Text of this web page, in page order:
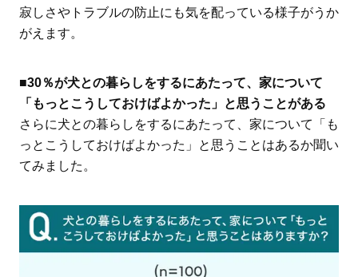
寂しさやトラブルの防止にも気を配っている様子がうか
がえます。
■30％が犬との暮らしをするにあたって、家について
「もっとこうしておけばよかった」と思うことがある
さらに犬との暮らしをするにあたって、家について「も
っとこうしておけばよかった」と思うことはあるか聞い
てみました。